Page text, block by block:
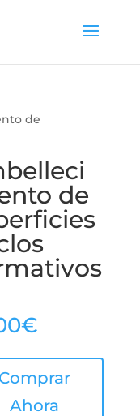
de
de
€
Comprar
Ahora